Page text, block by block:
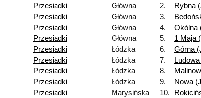
Przesiadki
Przesiadki
Przesiadki
Przesiadki
Przesiadki
Przesiadki
Przesiadki
Przesiadki
Przesiadki
Główna
2.
Rybna
Główna
3.
Główna
4.
Okólna
Główna
5.
1 Maja
Łódzka
6.
Górna
Łódzka
7.
Łódzka
8.
Łódzka
9.
Nowa
Marysińska
10.